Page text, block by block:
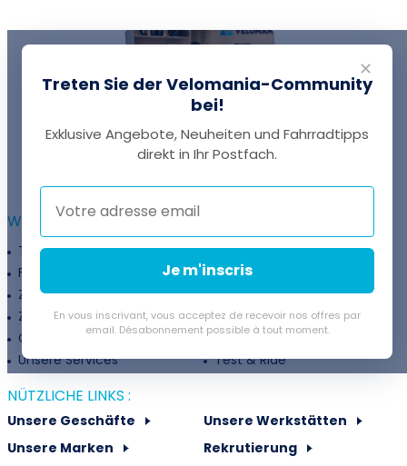
EINE FRAGE?
WEITERFÜHRENDE INFORMATIONEN :
Treueprogramm
Unternehmen
Finanzierung
Treueprogramm
Zahlungsflexibilität
Fahrradanpassung
Zuschüsse
Rückgaberichtlinie
Gutschein
Velovermietung
Unsere Services
Test & Ride
NÜTZLICHE LINKS :
Unsere Geschäfte
Unsere Werkstätten
Unsere Marken
Rekrutierung
✕
Treten Sie der Velomania-Community
bei!
Exklusive Angebote, Neuheiten und Fahrradtipps
direkt in Ihr Postfach.
Je m'inscris
En vous inscrivant, vous acceptez de recevoir nos offres par
email. Désabonnement possible à tout moment.